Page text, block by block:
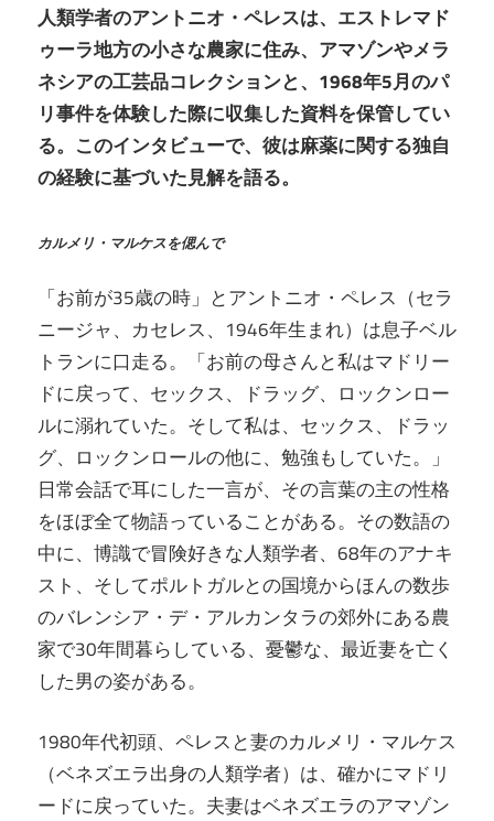
人類学者のアントニオ・ペレスは、エストレマド
ゥーラ地方の小さな農家に住み、アマゾンやメラ
ネシアの工芸品コレクションと、1968年5月のパ
リ事件を体験した際に収集した資料を保管してい
る。このインタビューで、彼は麻薬に関する独自
の経験に基づいた見解を語る。
カルメリ・マルケスを偲んで
「お前が35歳の時」とアントニオ・ペレス（セラ
ニージャ、カセレス、1946年生まれ）は息子ベル
トランに口走る。「お前の母さんと私はマドリー
ドに戻って、セックス、ドラッグ、ロックンロー
ルに溺れていた。そして私は、セックス、ドラッ
グ、ロックンロールの他に、勉強もしていた。」
日常会話で耳にした一言が、その言葉の主の性格
をほぼ全て物語っていることがある。その数語の
中に、博識で冒険好きな人類学者、68年のアナキ
スト、そしてポルトガルとの国境からほんの数歩
のバレンシア・デ・アルカンタラの郊外にある農
家で30年間暮らしている、憂鬱な、最近妻を亡く
した男の姿がある。
1980年代初頭、ペレスと妻のカルメリ・マルケス
（ベネズエラ出身の人類学者）は、確かにマドリ
ードに戻っていた。夫妻はベネズエラのアマゾン